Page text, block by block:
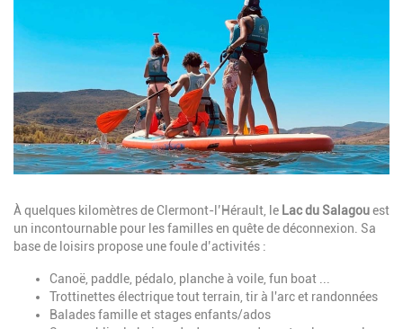
Description
À quelques kilomètres de Clermont-l’Hérault, le Lac du Salagouest
un incontournable pour les familles en quête de déconnexion. Sa
base de loisirs propose une foule d’activités :
Canoë, paddle, pédalo, planche à voile, fun boat ...
Trottinettes électrique tout terrain, tir à l'arc et randonnées
Balades famille et stages enfants/ados